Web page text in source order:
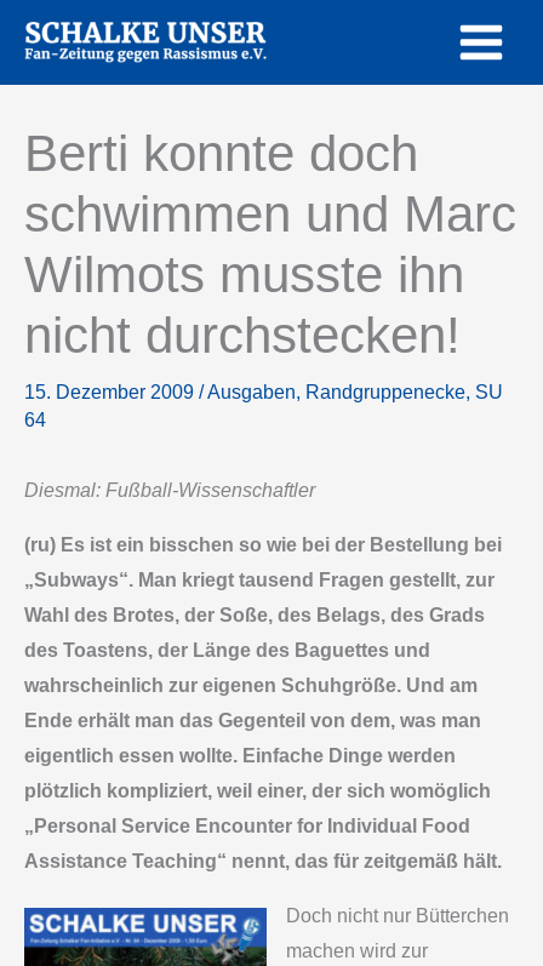
Inhalt
springen
Berti konnte doch
schwimmen und Marc
Wilmots musste ihn
nicht durchstecken!
15. Dezember 2009 /Ausgaben, Randgruppenecke, SU
64
Diesmal: Fußball-Wissenschaftler
(ru) Es ist ein bisschen so wie bei der Bestellung bei
„Subways“. Man kriegt tausend Fragen gestellt, zur
Wahl des Brotes, der Soße, des Belags, des Grads
des Toastens, der Länge des Baguettes und
wahrscheinlich zur ei­genen Schuhgröße. Und am
Ende erhält man das Gegenteil von dem, was man
eigentlich essen wollte. Einfache Dinge werden
plötzlich kompliziert, weil einer, der sich womöglich
„Personal Service Encounter for Individual Food
Assistance Teaching“ nennt, das für zeitgemäß hält.
Doch nicht nur Bütterchen
machen wird zur